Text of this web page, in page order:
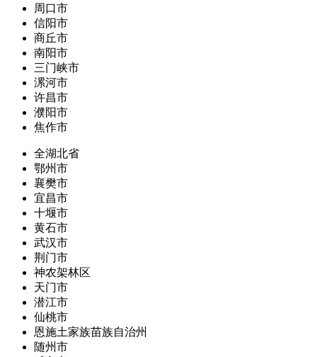
周口市
信阳市
商丘市
南阳市
三门峡市
漯河市
许昌市
濮阳市
焦作市
全湖北省
鄂州市
襄樊市
宜昌市
十堰市
黄石市
武汉市
荆门市
神农架林区
天门市
潜江市
仙桃市
恩施土家族苗族自治州
随州市